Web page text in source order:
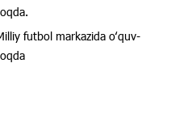
futbol markazida oʻquv-